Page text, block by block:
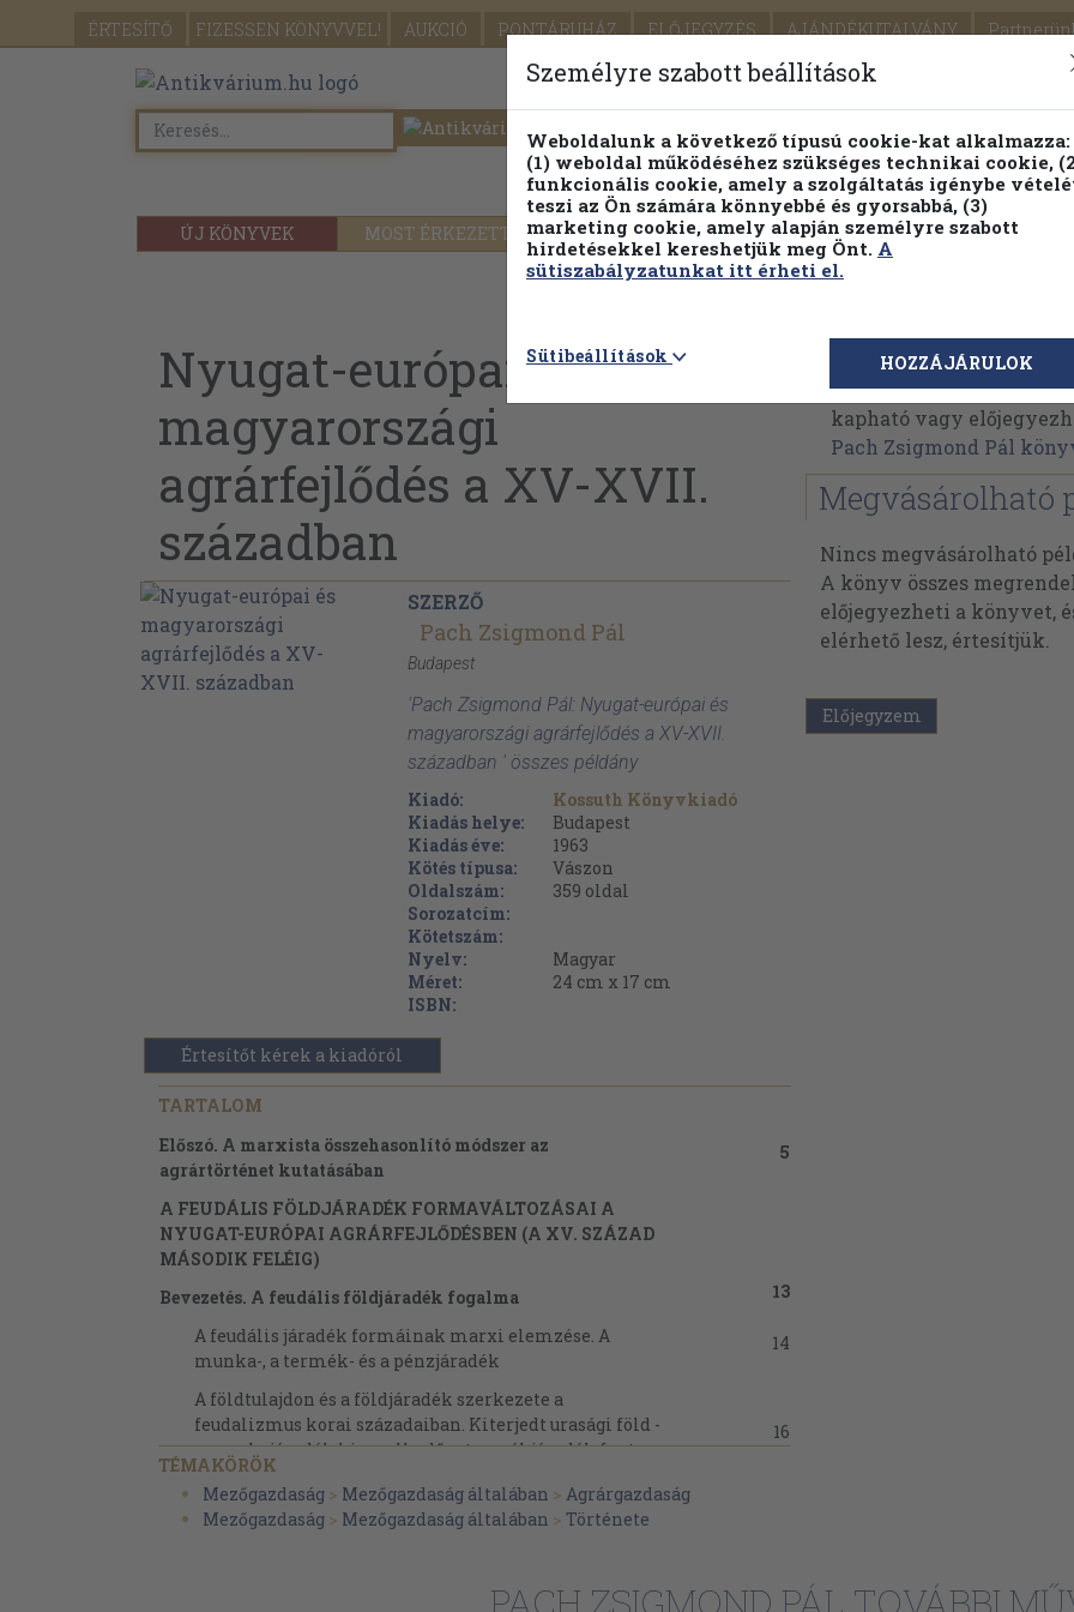
ÉRTESÍTŐ FIZESSEN KÖNYVVEL! AUKCIÓ PONTÁRUHÁZ ELŐJEGYZÉS AJÁNDÉKUTALVÁNY
SEGÍTSÉG
ÚJ KÖNYVEK MOST ÉRKEZETT PILLANATNYI ÁRAINK FENNTARTHATÓ
Részletes kereső Témaköri fa
Nyugat-európai és
magyarországi
agrárfejlődés a XV-XVII.
században
SZERZŐ
Pach Zsigmond Pál
Budapest
'Pach Zsigmond Pál: Nyugat-európai és
magyarországi agrárfejlődés a XV-XVII.
században ' összes példány
Kiadó:
Kossuth Könyvkiadó
Kiadás helye:
Budapest
Kiadás éve:
1963
Kötés típusa:
Vászon
Oldalszám:
359 oldal
Sorozatcím:
Kötetszám:
Nyelv:
Magyar
Méret:
24 cm x 17 cm
ISBN:
Értesítőt kérek a kiadóról
TARTALOM
Előszó. A marxista összehasonlító módszer az
agrártörténet kutatásában
5
A FEUDÁLIS FÖLDJÁRADÉK FORMAVÁLTOZÁSAI A
NYUGAT-EURÓPAI AGRÁRFEJLŐDÉSBEN (A XV. SZÁZAD
MÁSODIK FELÉIG)
Bevezetés. A feudális földjáradék fogalma
13
A feudális járadék formáinak marxi elemzése. A
munka-, a termék- és a pénzjáradék
14
A földtulajdon és a földjáradék szerkezete a
feudalizmus korai századaiban. Kiterjedt urasági föld -
a munkajáradék kiemelkedő, a termékjáradék fontos
szerepe - naturális gazdálkodás
16
A jobbágyság szociális-jogi helyzete a kora középkori
A földtulajdon és a földjáradék szerkezetének
TÉMAKÖRÖK
Mezőgazdaság > Mezőgazdaság általában > Agrárgazdaság
Mezőgazdaság > Mezőgazdaság általában > Története
Pach Zsigmond Pál
Pach Zsigmond Pál
kapható vagy
Pach Zsigmond Pál
Megvásárolható
Nincs megvásárolható
A könyv összes
előjegyezheti a könyvet,
elérhető lesz, értesítjük.
Előjegyzem
PACH ZSIGMOND PÁL TOVÁBBI
Személyre szabott beállítások
Weboldalunk a következő típusú cookie-kat alkalmazza:
(1) weboldal működéséhez szükséges technikai cookie,
funkcionális cookie, amely a szolgáltatás igénybe
teszi az Ön számára könnyebbé és gyorsabbá, (3)
marketing cookie, amely alapján személyre szabott
hirdetésekkel kereshetjük meg Önt. A
sütiszabályzatunkat itt érheti el.
Sütibeállítások HOZZÁJÁRULOK